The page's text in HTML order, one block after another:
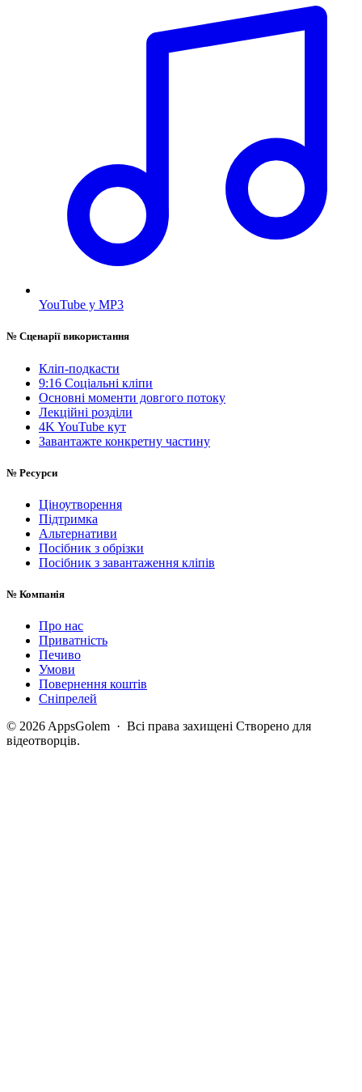
YouTube у MP3
№ Сценарії використання
Кліп-подкасти
9:16 Соціальні кліпи
Основні моменти довгого потоку
Лекційні розділи
4K YouTube кут
Завантажте конкретну частину
№ Ресурси
Ціноутворення
Підтримка
Альтернативи
Посібник з обрізки
Посібник з завантаження кліпів
№ Компанія
Про нас
Приватність
Печиво
Умови
Повернення коштів
Сніпрелей
© 2026 AppsGolem · Всі права захищені Створено для
відеотворців.